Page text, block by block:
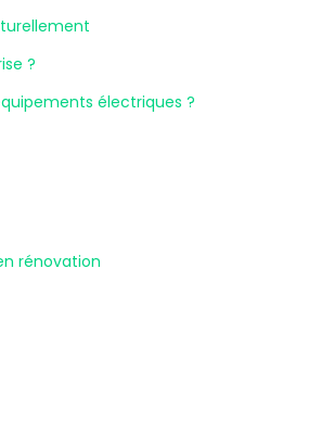
?
électriques ?
rénovation